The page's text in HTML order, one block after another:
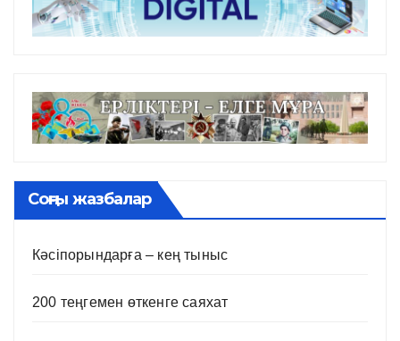
Соңғы жазбалар
Кәсіпорындарға – кең тыныс
200 теңгемен өткенге саяхат